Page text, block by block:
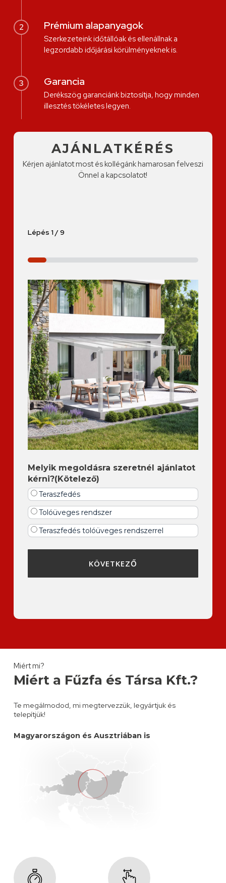
2 Prémium alapanyagok
Szerkezeteink időtállóak és ellenállnak a
legzordabb időjárási körülményeknek is.
3 Garancia
Derékszög garanciánk biztosítja, hogy minden
illesztés tökéletes legyen.
AJÁNLATKÉRÉS
Kérjen ajánlatot most és kollégánk hamarosan felveszi
Önnel a kapcsolatot!
Lépés1 /9
11%
Melyik megoldásra szeretnél ajánlatot
kérni?(Kötelező)
Teraszfedés
Tolóüveges rendszer
Teraszfedés tolóüveges rendszerrel
Miért mi?
Miért a Fűzfa és Társa Kft.?
Te megálmodod, mi megtervezzük, legyártjuk és
telepítjük!
Magyarországon és Ausztriában is